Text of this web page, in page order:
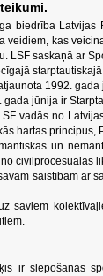
biedrība
veidiem, kas
LSF saskaņā ar
1992. gada
gada jūnija ir
vadās no
hartas principus,
un
civilprocesuālās
saistībām ar
saviem
ir slēpošanas